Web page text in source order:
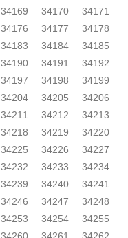
34169 34170
34171
34176 34177
34178
34183 34184
34185
34190 34191
34192
34197 34198
34199
34204 34205
34206
34211 34212
34213
34218 34219
34220
34225 34226
34227
34232 34233
34234
34239 34240
34241
34246 34247
34248
34253 34254
34255